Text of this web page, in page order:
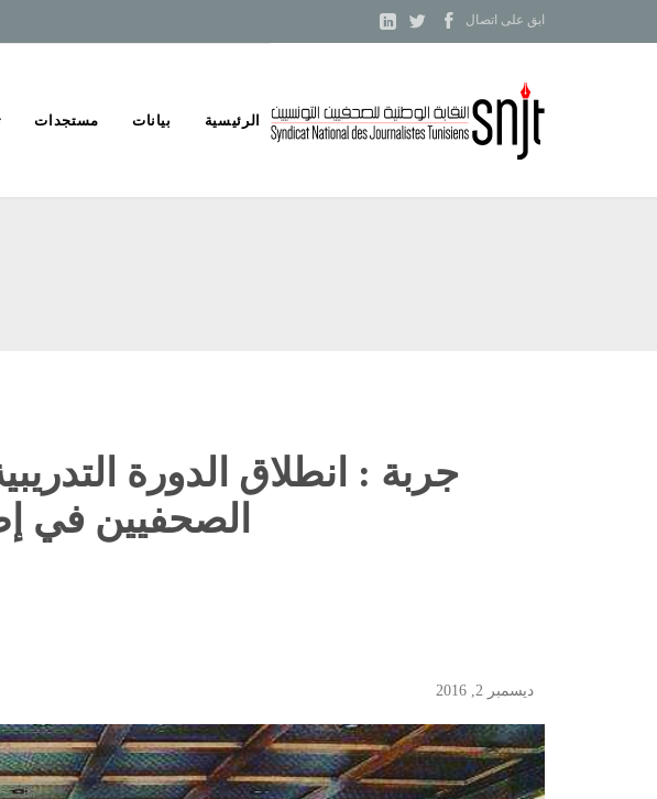
ابق على اتصال 


Skip
to
content
الرئيسية بيانات مستجدات
جربة : انطلاق الدورة
الصحفيين في
ديسمبر 2, 2016